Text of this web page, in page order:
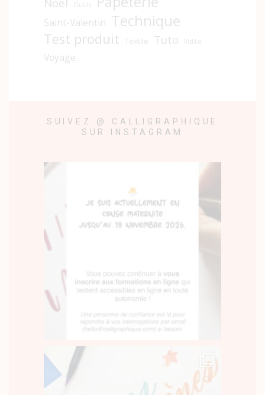
Outils
Saint-Valentin Technique
Test produit Textile Tuto Vidéo
Voyage
SUIVEZ @ CALLIGRAPHIQUE
SUR INSTAGRAM